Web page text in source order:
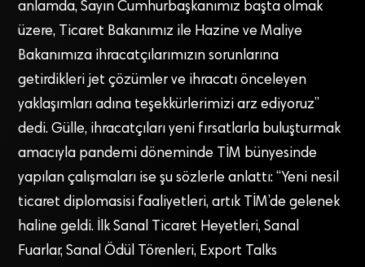
anlamda, Sayın Cumhurbaşkanımız başta olmak
üzere, Ticaret Bakanımız ile Hazine ve Maliye
Bakanımıza ihracatçılarımızın sorunlarına
getirdikleri jet çözümler ve ihracatı önceleyen
yaklaşımları adına teşekkürlerimizi arz ediyoruz”
dedi. Gülle, ihracatçıları yeni fırsatlarla buluşturmak
amacıyla pandemi döneminde TİM bünyesinde
yapılan çalışmaları ise şu sözlerle anlattı: “Yeni nesil
ticaret diplomasisi faaliyetleri, artık TİM’de gelenek
haline geldi. İlk Sanal Ticaret Heyetleri, Sanal
Fuarlar, Sanal Ödül Törenleri, Export Talks